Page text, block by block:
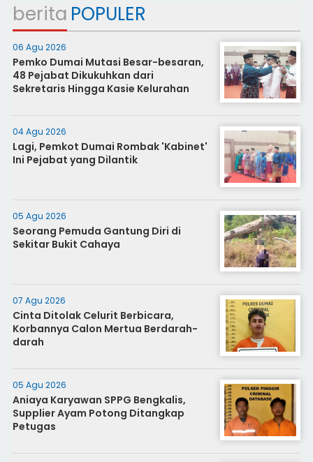
berita POPULER
06 Agu 2026
Pemko Dumai Mutasi Besar-besaran,
48 Pejabat Dikukuhkan dari
Sekretaris Hingga Kasie Kelurahan
04 Agu 2026
Lagi, Pemkot Dumai Rombak 'Kabinet'
Ini Pejabat yang Dilantik
05 Agu 2026
Seorang Pemuda Gantung Diri di
Sekitar Bukit Cahaya
07 Agu 2026
Cinta Ditolak Celurit Berbicara,
Korbannya Calon Mertua Berdarah-
darah
05 Agu 2026
Aniaya Karyawan SPPG Bengkalis,
Supplier Ayam Potong Ditangkap
Petugas